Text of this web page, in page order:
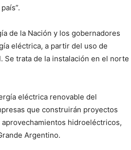
de la Nación y los gobernadores
eléctrica, a partir del uso de
trata de la instalación en el norte
eléctrica renovable del
que construirán proyectos
hidroeléctricos,
Argentino.